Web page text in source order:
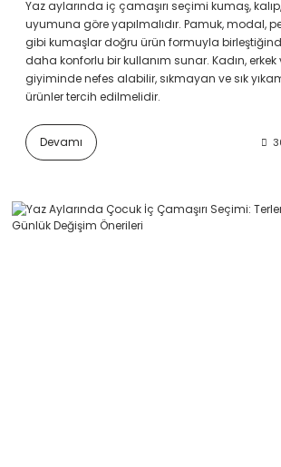
Yaz aylarında iç çamaşırı seçimi kumaş,
uyumuna göre yapılmalıdır. Pamuk, modal,
gibi kumaşlar doğru ürün formuyla
daha konforlu bir kullanım sunar. Kadın,
giyiminde nefes alabilir, sıkmayan ve sık
ürünler tercih edilmelidir.
Devamı